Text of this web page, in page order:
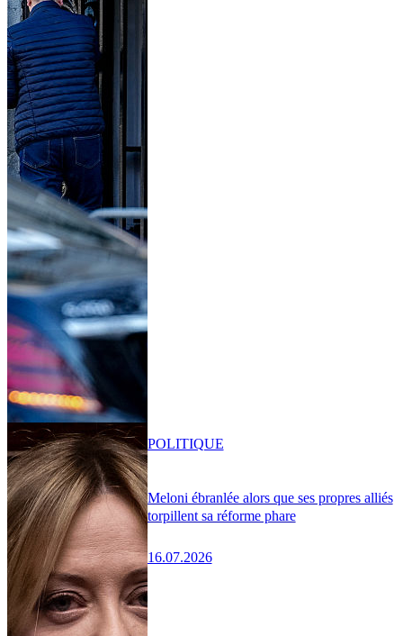
Meloni ébranlée alors que ses propres alliés
torpillent sa réforme phare
16.07.2026
POLITIQUE